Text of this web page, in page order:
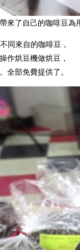
來了自己的咖啡豆為
同來自的咖啡豆，
作烘豆機做烘豆，
全部免費提供了。